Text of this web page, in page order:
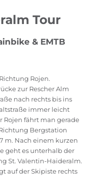
Tour
& EMTB
Rojen.
zur Rescher Alm
nach rechts bis ins
immer leicht
Rojen fährt man gerade
Bergstation
m. Nach einem kurzen
geht es unterhalb der
St. Valentin-Haideralm.
auf der Skipiste rechts